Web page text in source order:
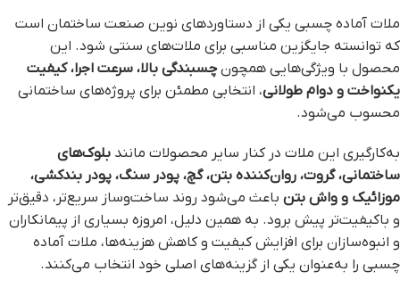
ملات آماده چسبی یکی از دستاوردهای نوین صنعت ساختمان است
که توانسته جایگزین مناسبی برای ملات‌های سنتی شود. این
محصول با ویژگی‌هایی همچونچسبندگی بالا، سرعت اجرا، کیفیت
یکنواخت و دوام طولانی، انتخابی مطمئن برای پروژه‌های ساختمانی
محسوب می‌شود.
به‌کارگیری این ملات در کنار سایر محصولات مانند بلوک‌های
ساختمانی، گروت، روان‌کننده بتن، گچ، پودر سنگ، پودر بندکشی،
موزائیک و واش بتن باعث می‌شود روند ساخت‌وساز سریع‌تر، دقیق‌تر
و باکیفیت‌تر پیش برود. به همین دلیل، امروزه بسیاری از پیمانکاران
و انبوه‌سازان برای افزایش کیفیت و کاهش هزینه‌ها، ملات آماده
چسبی را به‌عنوان یکی از گزینه‌های اصلی خود انتخاب می‌کنند.